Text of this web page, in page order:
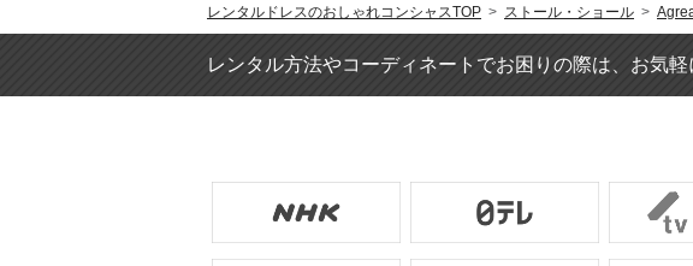
レンタルドレスのおしゃれコンシャスTOP > ストール・ショール >
レンタル方法やコーディネートでお困りの際は、お気軽